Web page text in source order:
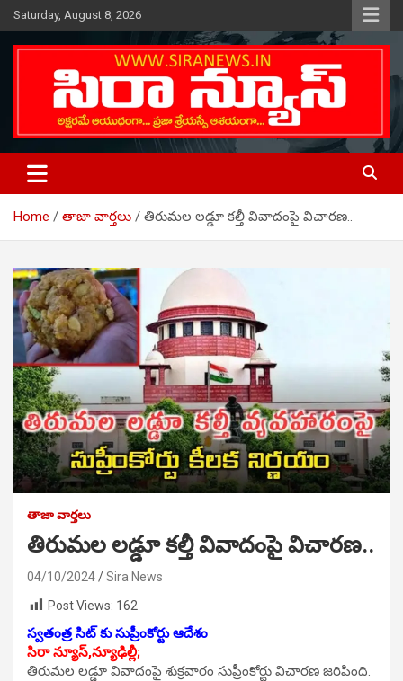
Skip
to
content
Saturday, August 8, 2026
SIRA NEWS
Telugu Online News Daily
Home తాజా వార్తలు తిరుమల లడ్డూ కల్తీ వివాదంపై విచారణ..
తాజా వార్తలు
తిరుమల లడ్డూ కల్తీ వివాదంపై విచారణ..
04/10/2024
Sira News
Post Views: 162
స్వతంత్ర సిట్ కు సుప్రీంకోర్టు ఆదేశం
సిరా న్యూస్,న్యూఢిల్లీ;
తిరుమల లడ్డూ వివాదంపై శుక్రవారం సుప్రీంకోర్టు విచారణ జరిపింది.